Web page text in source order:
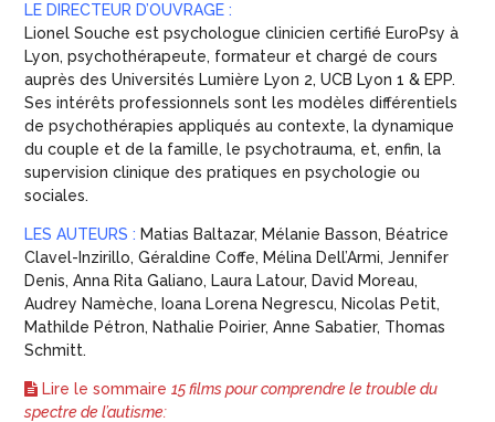
LE DIRECTEUR D’OUVRAGE :
Lionel Souche est psychologue clinicien certifié EuroPsy à
Lyon, psychothérapeute, formateur et chargé de cours
auprès des Universités Lumière Lyon 2, UCB Lyon 1 & EPP.
Ses intérêts professionnels sont les modèles différentiels
de psychothérapies appliqués au contexte, la dynamique
du couple et de la famille, le psychotrauma, et, enfin, la
supervision clinique des pratiques en psychologie ou
sociales.
LES AUTEURS : Matias Baltazar, Mélanie Basson, Béatrice
Clavel-Inzirillo, Géraldine Coffe, Mélina Dell’Armi, Jennifer
Denis, Anna Rita Galiano, Laura Latour, David Moreau,
Audrey Namèche, Ioana Lorena Negrescu, Nicolas Petit,
Mathilde Pétron, Nathalie Poirier, Anne Sabatier, Thomas
Schmitt.
Lire le sommaire 15 films pour comprendre le trouble du
spectre de l’autisme: